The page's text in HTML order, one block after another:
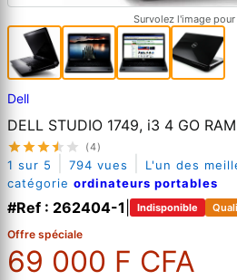
Survolez l'image
Dell
DELL STUDIO 1749, i3 4 GO
(4)
1 sur 5 794 vues
L'un des
catégorie ordinateurs portables
#Ref : 262404-1 Indisponible
Offre spéciale
69 000 F CFA